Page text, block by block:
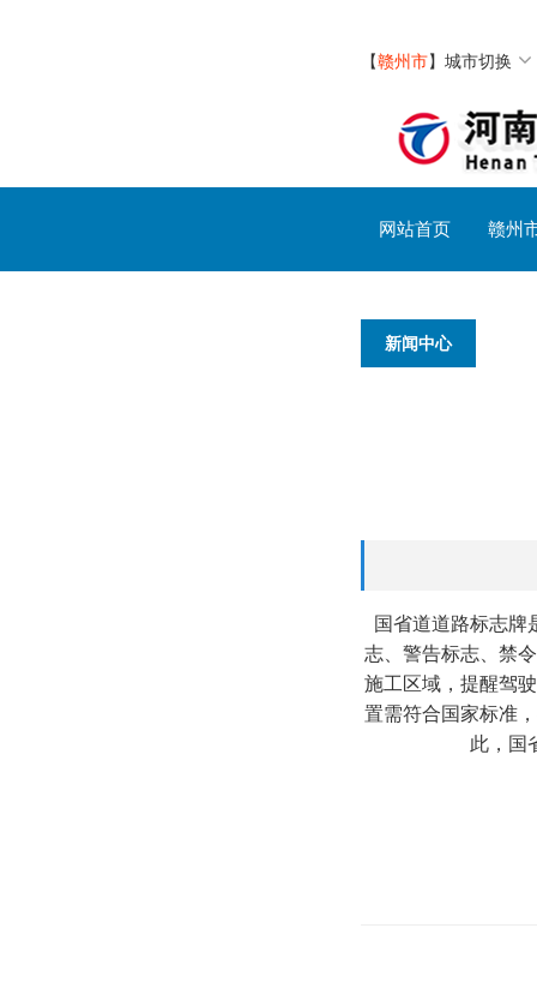
【赣州市】 城市切换
网站首页 赣州
新闻中心
国省道道路标志牌
志、警告标志、禁
施工区域，提醒驾
置需符合国家标准
此，国